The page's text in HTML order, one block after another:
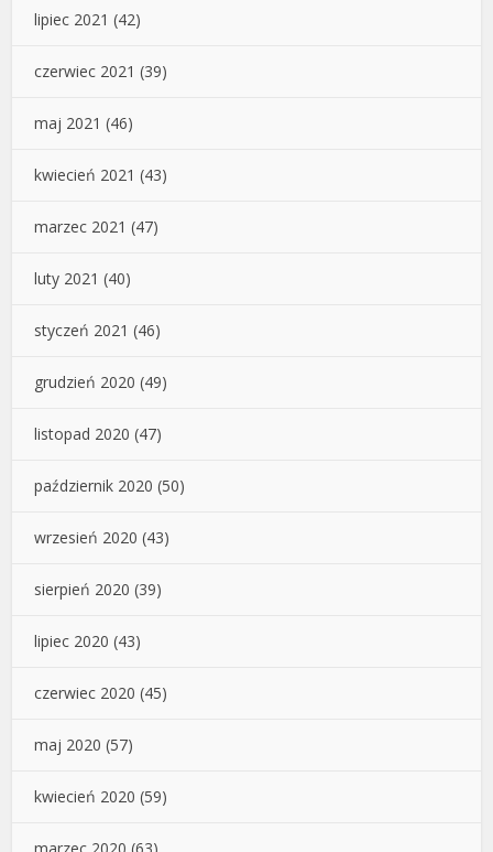
lipiec 2021 (42)
czerwiec 2021 (39)
maj 2021 (46)
kwiecień 2021 (43)
marzec 2021 (47)
luty 2021 (40)
styczeń 2021 (46)
grudzień 2020 (49)
listopad 2020 (47)
październik 2020 (50)
wrzesień 2020 (43)
sierpień 2020 (39)
lipiec 2020 (43)
czerwiec 2020 (45)
maj 2020 (57)
kwiecień 2020 (59)